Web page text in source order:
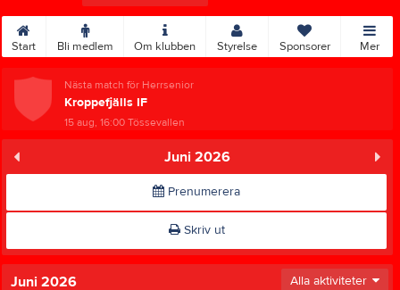
Start Bli medlem Om klubben Styrelse Sponsorer Mer
Nästa match för Herrsenior
Kroppefjälls IF
15 aug, 16:00Tössevallen
Juni 2026
Prenumerera
Skriv ut
Juni 2026 Alla aktiviteter